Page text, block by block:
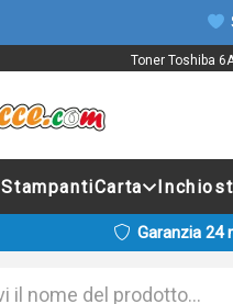
Toner Toshiba
StampantiCarta
Garanzia 24